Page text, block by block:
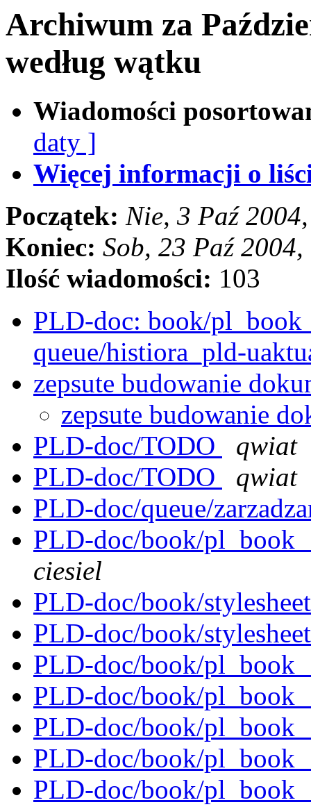
Archiwum za
według wątku
Wiadomości
daty ]
Więcej informacji o
Początek: Nie, 3 Paź
Koniec: Sob, 23 Paź
Ilość wiadomości: 103
PLD-doc: book/
queue/histiora_pld-
zepsute budowanie
zepsute budowanie
PLD-doc/TODO
qwiat
PLD-doc/TODO
qwiat
PLD-doc/queue/
PLD-doc/book/
ciesiel
PLD-doc/book/
PLD-doc/book/
PLD-doc/book/
PLD-doc/book/
PLD-doc/book/
PLD-doc/book/
PLD-doc/book/